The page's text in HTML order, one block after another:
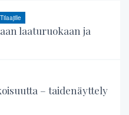
laaturuokaan ja
– taidenäyttely